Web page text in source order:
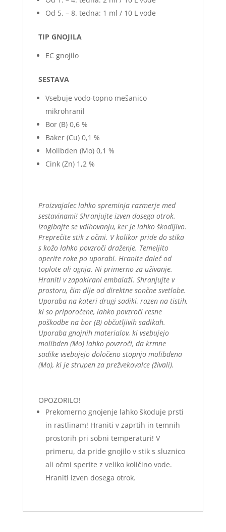
Od 5. – 8. tedna: 1 ml / 10 L vode
TIP GNOJILA
EC gnojilo
SESTAVA
Vsebuje vodo-topno mešanico
mikrohranil
Bor (B) 0,6 %
Baker (Cu) 0,1 %
Molibden (Mo) 0,1 %
Cink (Zn) 1,2 %
Proizvajalec lahko spreminja razmerje med
sestavinami! Shranjujte izven dosega otrok.
Izogibajte se vdihovanju, ker je lahko škodljivo.
Preprečite stik z očmi. V kolikor pride do stika
s kožo lahko povzroči draženje. Temeljito
operite roke po uporabi. Hranite daleč od
toplote ali ognja. Ni primerno za uživanje.
Hraniti v zapakirani embalaži. Shranjujte v
prostoru, čim dlje od direktne sončne svetlobe.
Uporaba na kateri drugi sadiki, razen na tistih,
ki so priporočene, lahko povzroči resne
poškodbe na bor (B) občutljivih sadikah.
Uporaba gnojnih materialov, ki vsebujejo
molibden (Mo) lahko povzroči, da krmne
sadike vsebujejo določeno stopnjo molibdena
(Mo), ki je strupen za prežvekovalce (živali).
OPOZORILO!
Prekomerno gnojenje lahko škoduje prsti
in rastlinam! Hraniti v zaprtih in temnih
prostorih pri sobni temperaturi! V
primeru, da pride gnojilo v stik s sluznico
ali očmi sperite z veliko količino vode.
Hraniti izven dosega otrok.